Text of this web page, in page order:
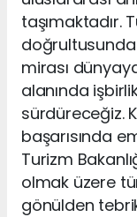
taşımaktadır.
mirası
alanında
sürdüreceğiz.
başarısında
Turizm
olmak üzere
gönülden